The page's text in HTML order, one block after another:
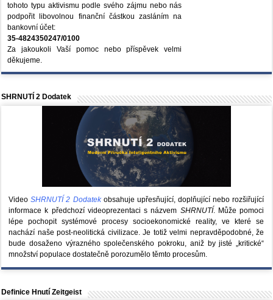
tohoto typu aktivismu podle svého zájmu nebo nás
podpořit libovolnou finanční částkou zasláním na
bankovní účet:
35-4824350247/0100
Za jakoukoli Vaší pomoc nebo příspěvek velmi
děkujeme.
SHRNUTÍ 2 Dodatek
VideoSHRNUTÍ 2 Dodatekobsahuje upřesňující, doplňující nebo rozšiřující
informace k předchozí videoprezentaci s názvem SHRNUTÍ. Může pomoci
lépe pochopit systémové procesy socioekonomické reality, ve které se
nachází naše post-neolitická civilizace. Je totiž velmi nepravděpodobné, že
bude dosaženo výrazného společenského pokroku, aniž by jisté „kritické“
množství populace dostatečně porozumělo těmto procesům.
Definice Hnutí Zeitgeist